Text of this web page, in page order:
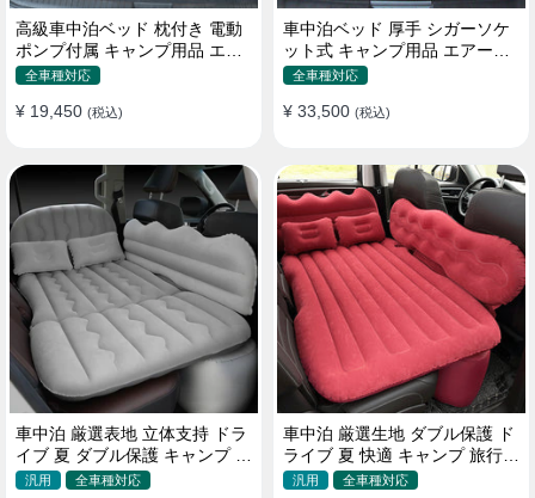
高級車中泊ベッド 枕付き 電動
ポンプ付属 キャンプ用品 エア
ーベッド 普通車 SUV
全車種対応
¥ 19,450 (税込)
車中泊ベッド 厚手 シガーソケ
ット式 キャンプ用品 エアーベ
ッド 収納袋付き 普通車 SUV適
全車種対応
¥ 33,500 (税込)
車中泊 厳選表地 立体支持 ドラ
イブ 夏 ダブル保護 キャンプ 旅
行 収納便利 取付簡単 全車種 エ
汎用 全車種対応
車中泊 厳選生地 ダブル保護 ド
ライブ 夏 快適 キャンプ 旅行
収納便利 全車種 多色 エアーベ
汎用 全車種対応